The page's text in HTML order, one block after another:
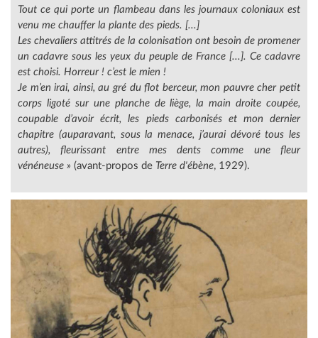
Tout ce qui porte un flambeau dans les journaux coloniaux est
venu me chauffer la plante des pieds. [...]
Les chevaliers attitrés de la colonisation ont besoin de promener
un cadavre sous les yeux du peuple de France [...]. Ce cadavre
est choisi. Horreur ! c’est le mien !
Je m’en irai, ainsi, au gré du flot berceur, mon pauvre cher petit
corps ligoté sur une planche de liège, la main droite coupée,
coupable d’avoir écrit, les pieds carbonisés et mon dernier
chapitre (auparavant, sous la menace, j’aurai dévoré tous les
autres), fleurissant entre mes dents comme une fleur
vénéneuse » (avant-propos de Terre d'ébène, 1929).